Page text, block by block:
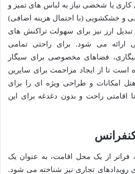
کاری یا شخصی نیاز به لباس های تمیز و
و خشکشویی (با احتمال هزینه اضافی)
ارز نیز برای سهولت تراکنش های
ارائه می شود. برای راحتی تمامی
سیگاری، فضاهای مخصوصی برای سیگار
تا از ایجاد مزاحمت برای سایرین
امکانات و طراحی ویژه ای را برای
اقامتی راحت و بدون دغدغه برای این
فراتر از یک محل اقامت، به عنوان یک
رویدادهای تجاری نیز شناخته می شود.